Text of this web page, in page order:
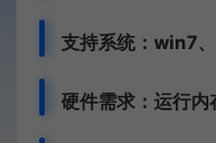
支持系统：win7
硬件需求：运行内